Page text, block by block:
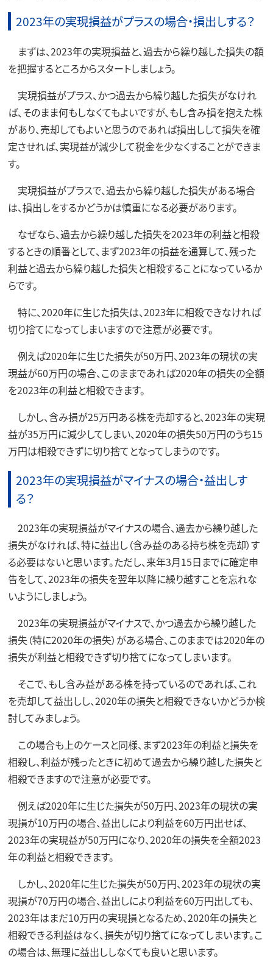
2023年の実現損益がプラスの場合・損出しする？
まずは、2023年の実現損益と、過去から繰り越した損失の額
を把握するところからスタートしましょう。
実現損益がプラス、かつ過去から繰り越した損失がなけれ
ば、そのまま何もしなくてもよいですが、もし含み損を抱えた株
があり、売却してもよいと思うのであれば損出しして損失を確
定させれば、実現益が減少して税金を少なくすることができま
す。
実現損益がプラスで、過去から繰り越した損失がある場合
は、損出しをするかどうかは慎重になる必要があります。
なぜなら、過去から繰り越した損失を2023年の利益と相殺
するときの順番として、まず2023年の損益を通算して、残った
利益と過去から繰り越した損失と相殺することになっているか
らです。
特に、2020年に生じた損失は、2023年に相殺できなければ
切り捨てになってしまいますので注意が必要です。
例えば2020年に生じた損失が50万円、2023年の現状の実
現益が60万円の場合、このままであれば2020年の損失の全額
を2023年の利益と相殺できます。
しかし、含み損が25万円ある株を売却すると、2023年の実現
益が35万円に減少してしまい、2020年の損失50万円のうち15
万円は相殺できずに切り捨てとなってしまうのです。
2023年の実現損益がマイナスの場合・益出しす
る？
2023年の実現損益がマイナスの場合、過去から繰り越した
損失がなければ、特に益出し（含み益のある持ち株を売却）す
る必要はないと思います。ただし、来年3月15日までに確定申
告をして、2023年の損失を翌年以降に繰り越すことを忘れな
いようにしましょう。
2023年の実現損益がマイナスで、かつ過去から繰り越した
損失（特に2020年の損失）がある場合、このままでは2020年の
損失が利益と相殺できず切り捨てになってしまいます。
そこで、もし含み益がある株を持っているのであれば、これ
を売却して益出しし、2020年の損失と相殺できないかどうか検
討してみましょう。
この場合も上のケースと同様、まず2023年の利益と損失を
相殺し、利益が残ったときに初めて過去から繰り越した損失と
相殺できますので注意が必要です。
例えば2020年に生じた損失が50万円、2023年の現状の実
現損が10万円の場合、益出しにより利益を60万円出せば、
2023年の実現益が50万円になり、2020年の損失を全額2023
年の利益と相殺できます。
しかし、2020年に生じた損失が50万円、2023年の現状の実
現損が70万円の場合、益出しにより利益を60万円出しても、
2023年はまだ10万円の実現損となるため、2020年の損失と
相殺できる利益はなく、損失が切り捨てになってしまいます。こ
の場合は、無理に益出ししなくても良いと思います。